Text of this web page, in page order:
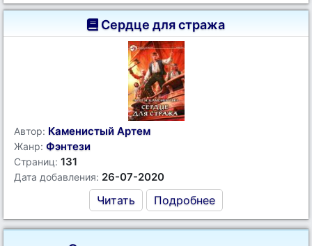
Сердце для стража
Автор: Каменистый Артем
Жанр: Фэнтези
Страниц: 131
Дата добавления: 26-07-2020
Читать Подробнее